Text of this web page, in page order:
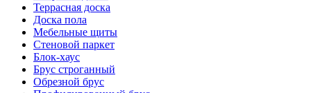
Террасная доска
Доска пола
Мебельные щиты
Стеновой паркет
Блок-хаус
Брус строганный
Обрезной брус